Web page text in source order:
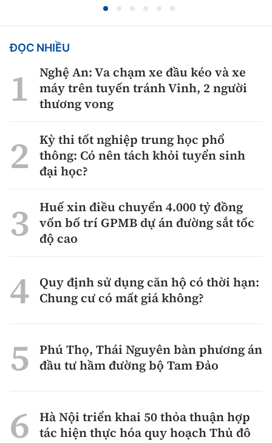
ĐỌC NHIỀU
Nghệ An: Va chạm xe đầu kéo và xe
máy trên tuyến tránh Vinh, 2 người
thương vong
Kỳ thi tốt nghiệp trung học phổ
thông: Có nên tách khỏi tuyển sinh
đại học?
Huế xin điều chuyển 4.000 tỷ đồng
vốn bố trí GPMB dự án đường sắt tốc
độ cao
Quy định sử dụng căn hộ có thời hạn:
Chung cư có mất giá không?
Phú Thọ, Thái Nguyên bàn phương án
đầu tư hầm đường bộ Tam Đảo
Hà Nội triển khai 50 thỏa thuận hợp
tác hiện thực hóa quy hoạch Thủ đô